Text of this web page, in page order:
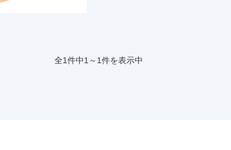
全1件中1～1件を表示中